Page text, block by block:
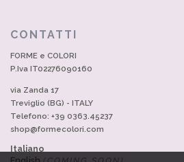
CONTATTI
FORME e COLORI
P.Iva IT02276090160
via Zanda 17
Treviglio (BG) - ITALY
Telefono: +39 0363.45237
shop@formecolori.com
Italiano